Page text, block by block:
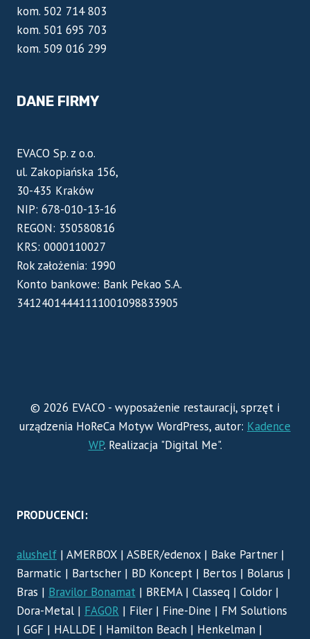
kom. 502 714 803
kom. 501 695 703
kom. 509 016 299
DANE FIRMY
EVACO Sp. z o.o.
ul. Zakopiańska 156,
30-435 Kraków
NIP: 678-010-13-16
REGON: 350580816
KRS: 0000110027
Rok założenia: 1990
Konto bankowe: Bank Pekao S.A.
34124014441111001098833905
© 2026 EVACO - wyposażenie restauracji, sprzęt i
urządzenia HoReCa Motyw WordPress, autor: Kadence
WP. Realizacja "Digital Me".
PRODUCENCI:
alushelf | AMERBOX | ASBER/edenox | Bake Partner |
Barmatic | Bartscher | BD Koncept | Bertos | Bolarus |
Bras | Bravilor Bonamat | BREMA | Classeq | Coldor |
Dora-Metal | FAGOR | Filer | Fine-Dine | FM Solutions
| GGF | HALLDE | Hamilton Beach | Henkelman |